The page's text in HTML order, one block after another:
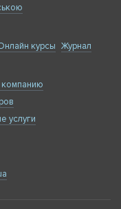
курсы Журнал
услуги